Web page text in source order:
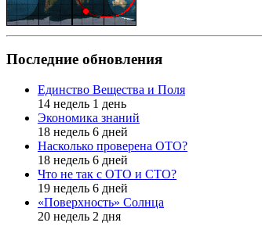
Последние обновления
Единство Вещества и Поля
14 недель 1 день
Экономика знаний
18 недель 6 дней
Насколько проверена ОТО?
18 недель 6 дней
Что не так с ОТО и СТО?
19 недель 6 дней
«Поверхность» Солнца
20 недель 2 дня